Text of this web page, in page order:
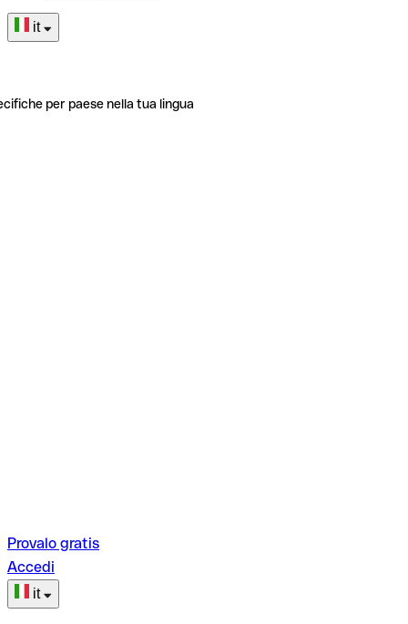
it
per paese nella tua lingua
Provalo gratis
Accedi
it